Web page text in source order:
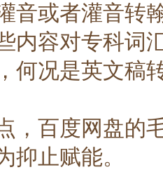
音或者灌音转
内容对专科词
何况是英文稿
，百度网盘的
抑止赋能。